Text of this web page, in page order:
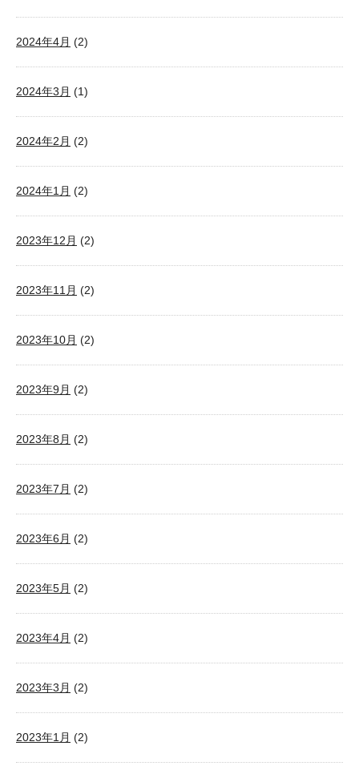
2024年4月 (2)
2024年3月 (1)
2024年2月 (2)
2024年1月 (2)
2023年12月 (2)
2023年11月 (2)
2023年10月 (2)
2023年9月 (2)
2023年8月 (2)
2023年7月 (2)
2023年6月 (2)
2023年5月 (2)
2023年4月 (2)
2023年3月 (2)
2023年1月 (2)